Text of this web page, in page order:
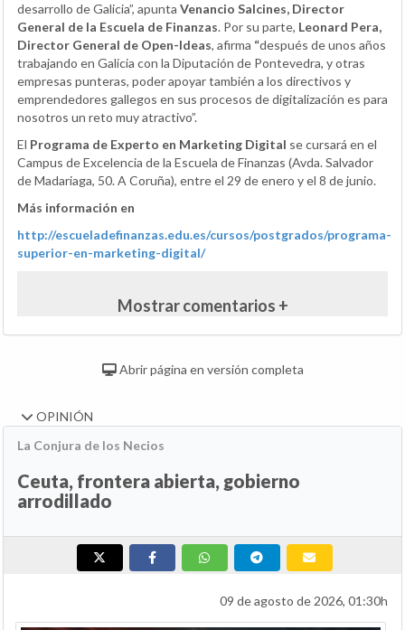
desarrollo de Galicia”, apunta Venancio Salcines, Director
General de la Escuela de Finanzas. Por su parte, Leonard Pera,
Director General de Open-Ideas, afirma “después de unos años
trabajando en Galicia con la Diputación de Pontevedra, y otras
empresas punteras, poder apoyar también a los directivos y
emprendedores gallegos en sus procesos de digitalización es para
nosotros un reto muy atractivo”.
El Programa de Experto en Marketing Digital se cursará en el
Campus de Excelencia de la Escuela de Finanzas (Avda. Salvador
de Madariaga, 50. A Coruña), entre el 29 de enero y el 8 de junio.
Más información en
http://escueladefinanzas.edu.es/cursos/postgrados/programa-
superior-en-marketing-digital/
Mostrar comentarios +
Abrir página en versión completa
OPINIÓN
La Conjura de los Necios
Ceuta, frontera abierta, gobierno
arrodillado
09 de agosto de 2026, 01:30h